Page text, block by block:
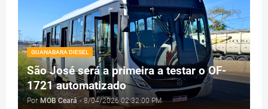
GUANABARA DIESEL
São José será a primeira a testar o OF-
1721 automatizado
Por MOB Ceará - 8/04/2026 02:32:00 PM